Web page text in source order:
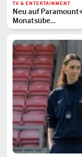
TV & ENTERTAINMENT
Neu auf
Monatsübe…